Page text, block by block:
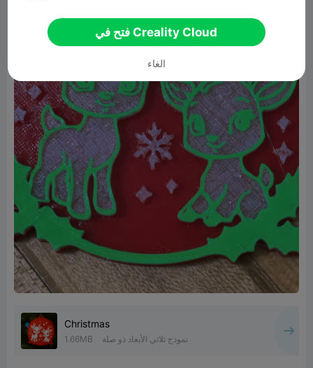
Christmas
1.66MB نموذج ثلاثي الأبعاد ذو صلة
فتح في Creality Cloud
الغاء